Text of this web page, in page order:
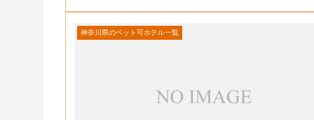
神奈川県のペット可ホテル一覧